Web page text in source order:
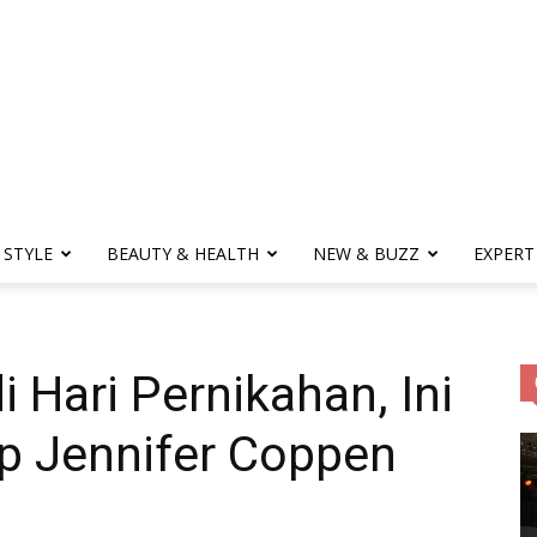
|
Life
BEAUTY & HEALTH NEW & BUZZ
Hari Pernikahan, Ini
Jennifer Coppen